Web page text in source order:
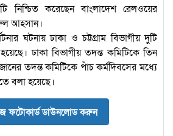
নিশ্চিত করেছেন বাংলাদেশ রেলওয়ের
আহসান।
ঘটনায় ঢাকা ও চট্টগ্রাম বিভাগীয় দুটি
ঢাকা বিভাগীয় তদন্ত কমিটিকে তিন
তদন্ত কমিটিকে পাঁচ কর্মদিবসের মধ্যে
বলা হয়েছে।
ফটোকার্ড ডাউনলোড করুন